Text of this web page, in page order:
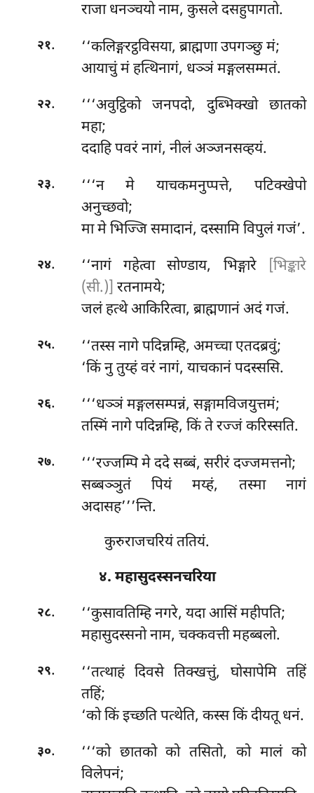
राजा धनञ्चयो नाम, कुसले दसहुपागतो.
२१.
‘‘कलिङ्गरट्ठविसया, ब्राह्मणा उपगञ्छु मं;
आयाचुं मं हत्थिनागं, धञ्ञं मङ्गलसम्मतं.
२२.
‘‘‘अवुट्ठिको जनपदो, दुब्भिक्खो छातको
महा;
ददाहि पवरं नागं, नीलं अञ्जनसव्हयं.
२३. ‘‘‘नमे याचकमनुप्पत्ते, पटिक्खेपो
अनुच्छवो;
मा मे भिज्जि समादानं, दस्सामि विपुलं गजं’.
२४. ‘‘नागं गहेत्वा सोण्डाय, भिङ्गारे
[भिङ्कारे
(सी.)] रतनामये;
जलं हत्थे आकिरित्वा, ब्राह्मणानं अदं गजं.
२५.
‘‘तस्स नागे पदिन्नम्हि, अमच्चा एतदब्रवुं;
‘किं नु तुय्हं वरं नागं, याचकानं पदस्ससि.
२६. ‘‘‘धञ्ञंमङ्गलसम्पन्नं, सङ्गामविजयुत्तमं;
तस्मिं नागे पदिन्नम्हि, किं ते रज्जं करिस्सति.
२७.
‘‘‘रज्जम्पि मे ददे सब्बं, सरीरं दज्जमत्तनो;
सब्बञ्ञुतं पियं मय्हं, तस्मा नागं
अदासह’’’न्ति.
कुरुराजचरियं ततियं.
४. महासुदस्सनचरिया
२८.
‘‘कुसावतिम्हि नगरे, यदा आसिं महीपति;
महासुदस्सनो नाम, चक्कवत्ती महब्बलो.
२९. ‘‘तत्थाहंदिवसे तिक्खत्तुं, घोसापेमि तहिं
तहिं;
‘को किं इच्छति पत्थेति, कस्स किं दीयतू धनं.
३०.
‘‘‘को छातको को तसितो, को मालं को
विलेपनं;